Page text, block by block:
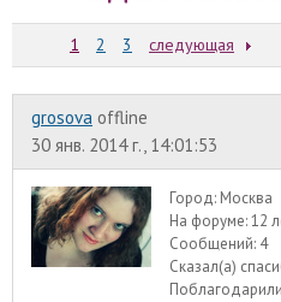
1 2 3 следующая
grosova offline
30 янв. 2014 г., 14:01:53
Город: Москва
На форуме:12
Сообщений: 4
Сказал(а)